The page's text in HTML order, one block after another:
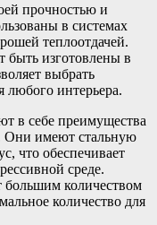
прочностью и
в системах
теплоотдачей.
быть изготовлены в
выбрать
интерьера.
в себе преимущества
Они имеют стальную
что обеспечивает
среде.
большим количеством
количество для